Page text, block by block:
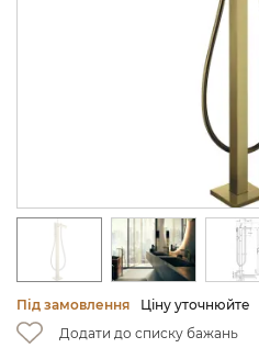
Під замовлення
Ціну уточнюйте
Додати до списку бажань